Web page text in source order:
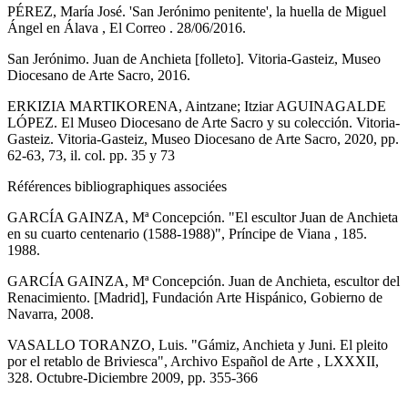
PÉREZ, María José. 'San Jerónimo penitente', la huella de Miguel
Ángel en Álava , El Correo . 28/06/2016.
San Jerónimo. Juan de Anchieta [folleto]. Vitoria-Gasteiz, Museo
Diocesano de Arte Sacro, 2016.
ERKIZIA MARTIKORENA, Aintzane; Itziar AGUINAGALDE
LÓPEZ. El Museo Diocesano de Arte Sacro y su colección. Vitoria-
Gasteiz. Vitoria-Gasteiz, Museo Diocesano de Arte Sacro, 2020, pp.
62-63, 73, il. col. pp. 35 y 73
Références bibliographiques associées
GARCÍA GAINZA, Mª Concepción. "El escultor Juan de Anchieta
en su cuarto centenario (1588-1988)", Príncipe de Viana , 185.
1988.
GARCÍA GAINZA, Mª Concepción. Juan de Anchieta, escultor del
Renacimiento. [Madrid], Fundación Arte Hispánico, Gobierno de
Navarra, 2008.
VASALLO TORANZO, Luis. "Gámiz, Anchieta y Juni. El pleito
por el retablo de Briviesca", Archivo Español de Arte , LXXXII,
328. Octubre-Diciembre 2009, pp. 355-366